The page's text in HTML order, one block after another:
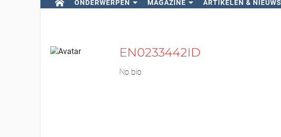
ONDERWERPEN MAGAZINE ARTIKELEN & NIEUWS
EN0233442ID
No bio